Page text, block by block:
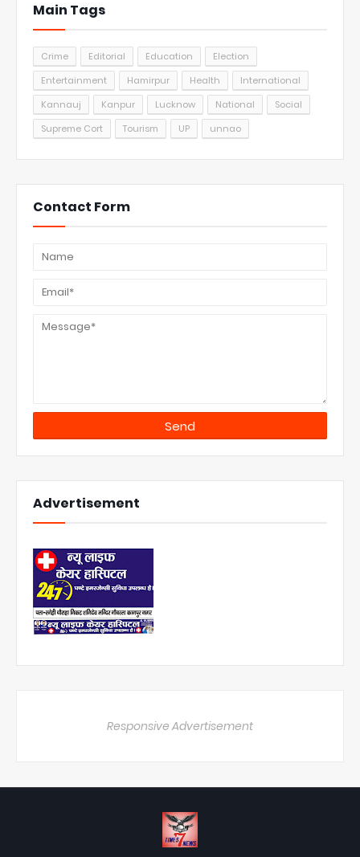
Main Tags
Crime Editorial Education
Election
Entertainment
Hamirpur Health
International
Kannauj
Kanpur Lucknow National
Social
Supreme Cort
Tourism UP unnao
Contact Form
Advertisement
Responsive Advertisement